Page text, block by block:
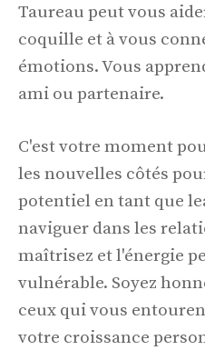
Taureau peut vous
coquille et à vous
émotions. Vous
ami ou partenaire.
C'est votre moment
les nouvelles côtés
potentiel en tant que
naviguer dans les
maîtrisez et l'énergie
vulnérable. Soyez
ceux qui vous
votre croissance